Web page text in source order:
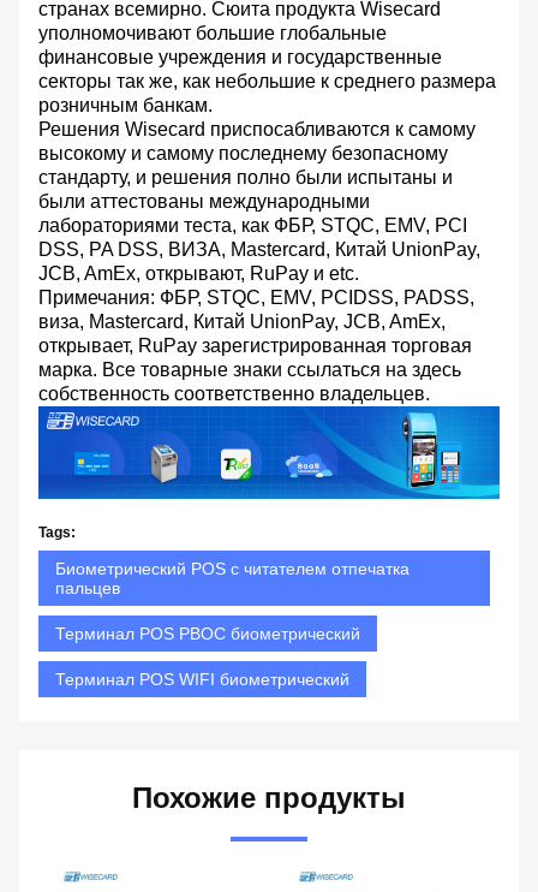
странах всемирно. Сюита продукта Wisecard
уполномочивают большие глобальные
финансовые учреждения и государственные
секторы так же, как небольшие к среднего размера
розничным банкам.
Решения Wisecard приспосабливаются к самому
высокому и самому последнему безопасному
стандарту, и решения полно были испытаны и
были аттестованы международными
лабораториями теста, как ФБР, STQC, EMV, PCI
DSS, PA DSS, ВИЗА, Mastercard, Китай UnionPay,
JCB, AmEx, открывают, RuPay и etc.
Примечания: ФБР, STQC, EMV, PCIDSS, PADSS,
виза, Mastercard, Китай UnionPay, JCB, AmEx,
открывает, RuPay зарегистрированная торговая
марка. Все товарные знаки ссылаться на здесь
собственность соответственно владельцев.
Tags:
Биометрический POS с читателем отпечатка
пальцев
Терминал POS PBOC биометрический
Терминал POS WIFI биометрический
Похожие продукты